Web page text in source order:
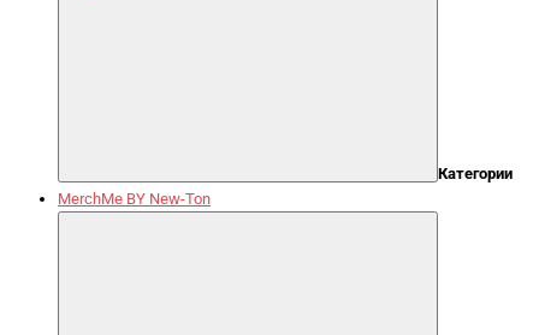
Категории
MerchMe BY New-Ton